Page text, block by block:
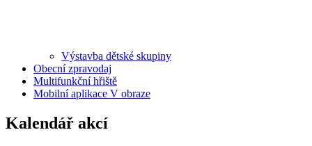
Výstavba dětské skupiny
Obecní zpravodaj
Multifunkční hřiště
Mobilní aplikace V obraze
Kalendář akcí